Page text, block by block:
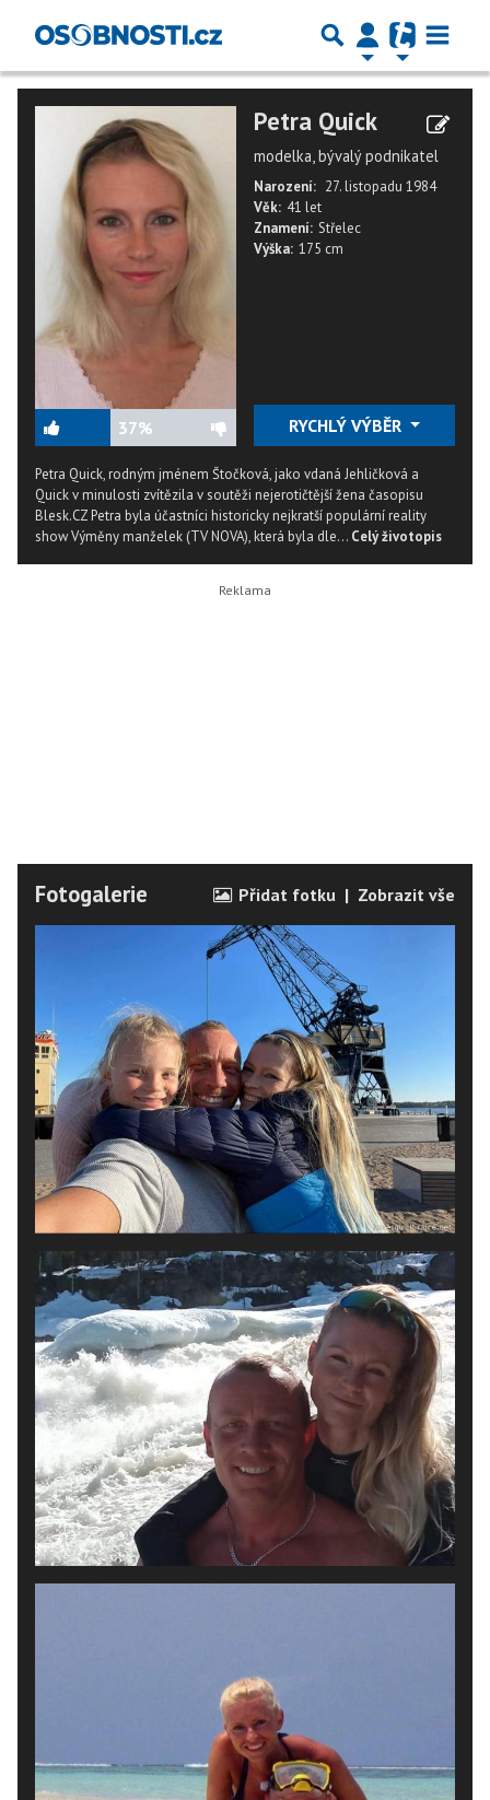
37%
Petra Quick
modelka, bývalý podnikatel
Narození: 27. listopadu 1984
Věk: 41 let
Znamení: Střelec
Výška: 175 cm
RYCHLÝ VÝBĚR
Petra Quick, rodným jménem Štočková, jako vdaná Jehličková a
Quick v minulosti zvítězila v soutěži nejerotičtější žena časopisu
Blesk.CZ Petra byla účastníci historicky nejkratší populární reality
show Výměny manželek (TV NOVA), která byla dle... Celý životopis
Fotogalerie Přidat fotku | Zobrazit vše